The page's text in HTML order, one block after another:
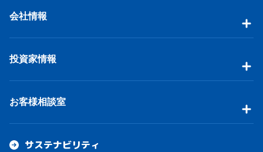
会社情報
投資家情報
お客様相談室
サステナビリティ